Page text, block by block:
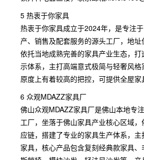
5 热衷于你家具
热衷于你家具成立于2024年，是专注
产、销售及配套服务的源头工厂，地址
依托当地成熟完善的家具产业生态，
示体系，主打高端意式极简与轻奢风
原度上有着较高的把控，可提供全屋家
6 众观MDAZZ家具厂
佛山众观MDAZZ家具厂是佛山本地专
工厂，坐落于佛山家具产业核心区域
应链，搭建了专业的家具生产体系，
家具，核心产品包含复刻经典款家具